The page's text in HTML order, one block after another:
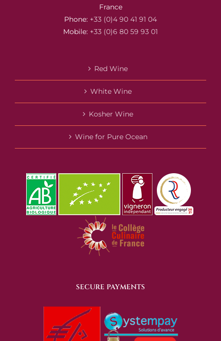
France
Phone: +33 (0)4 90 41 91 04
Mobile: +33 (0)6 80 59 93 01
Red Wine
White Wine
Kosher Wine
Wine for Pure Ocean
SECURE PAYMENTS